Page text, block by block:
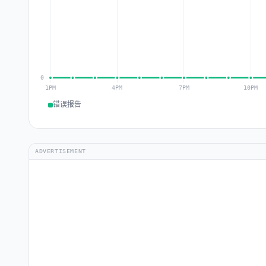
错误报告
ADVERTISEMENT